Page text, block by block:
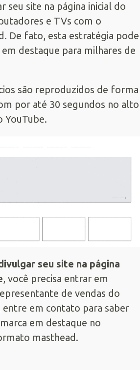
seu site na página inicial do
e TVs com o
De fato, esta estratégia pode
destaque para milhares de
são reproduzidos de forma
por até 30 segundos no alto
YouTube.
seu site na página
, você precisa entrar em
de vendas do
em contato para saber
em destaque no
masthead.